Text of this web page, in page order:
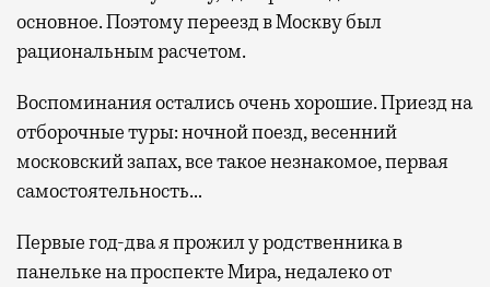
основное. Поэтому переезд в Москву был
рациональным расчетом.
Воспоминания остались очень хорошие. Приезд на
отборочные туры: ночной поезд, весенний
московский запах, все такое незнакомое, первая
самостоятельность…
Первые год-два я прожил у родственника в
панельке на проспекте Мира, недалеко от